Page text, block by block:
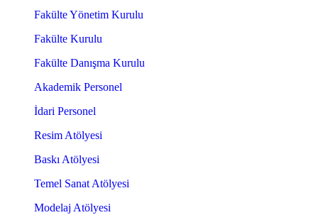
Fakülte Yönetim Kurulu
Fakülte Kurulu
Fakülte Danışma Kurulu
Akademik Personel
İdari Personel
Resim Atölyesi
Baskı Atölyesi
Temel Sanat Atölyesi
Modelaj Atölyesi